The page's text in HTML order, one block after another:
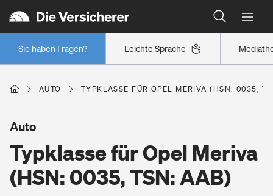
Leichte Sprache
Sie haben Fragen?
Wer versichert was: Jetzt Versicherer finden
Regionalklassen: So ist Ihre Region eingestuft
Wer versichert was: Jetzt Versicherer finden
Berufsunfähigkeitsversicherung
Erwerbsunfähigkeitsversicherung
Wohnen
AUTO TYPKLASSE FÜR OPEL MERIVA (HSN: 0035,
Typklasse für Opel Meriva
(HSN: 0035, TSN: AAB)
Auto